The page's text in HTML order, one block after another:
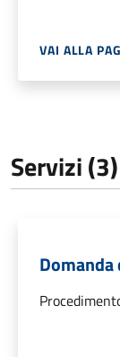
VAI ALLA
Servizi (3)